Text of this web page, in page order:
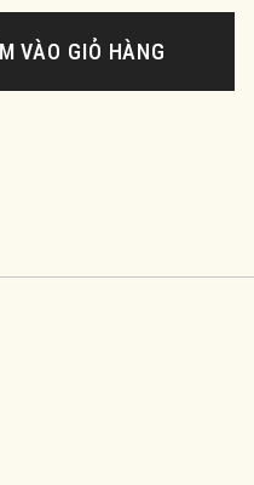
VÀO GIỎ HÀNG